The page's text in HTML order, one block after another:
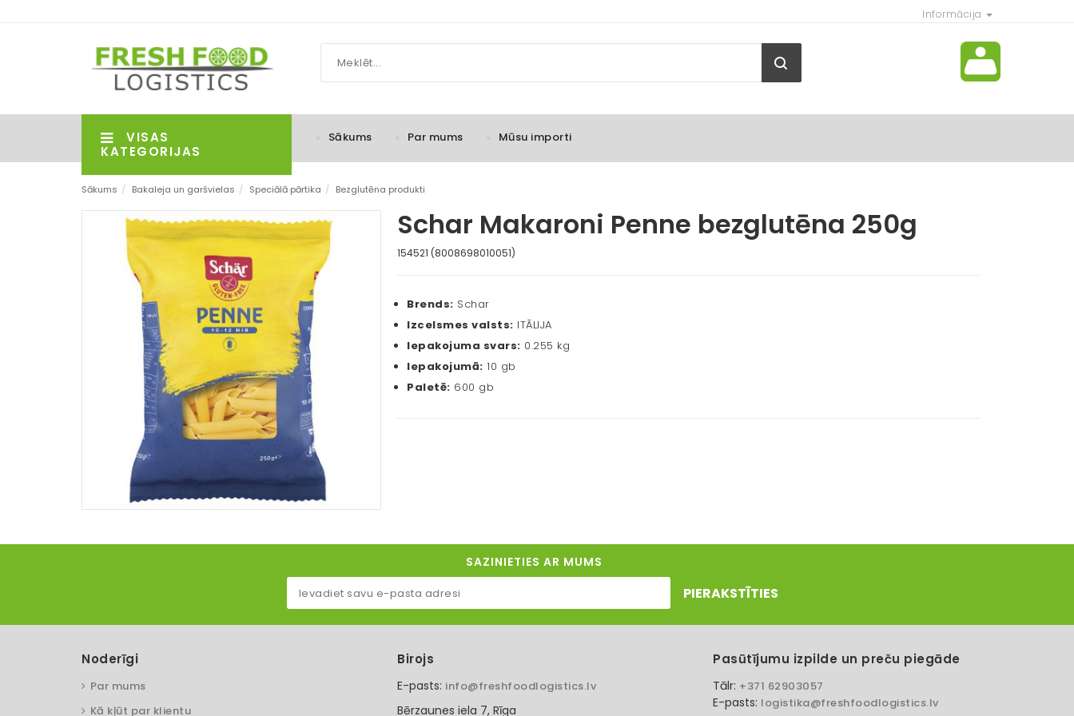
Informācija
VISAS
KATEGORIJAS
Sākums Par mums Mūsu importi
Sākums / Bakaleja un garšvielas / Speciālā pārtika / Bezglutēna produkti
Schar Makaroni Penne bezglutēna 250g
154521 (8008698010051)
Brends: Schar
Izcelsmes valsts: ITĀLIJA
Iepakojuma svars: 0.255 kg
Iepakojumā: 10 gb
Paletē: 600 gb
SAZINIETIES AR MUMS
PIERAKSTĪTIES
Noderīgi
Par mums
Kā kļūt par klientu
Birojs
E-pasts: info@freshfoodlogistics.lv
Bērzaunes iela 7, Rīga
Pasūtījumu izpilde un preču piegāde
Tālr: +371 62903057
E-pasts: logistika@freshfoodlogistics.lv